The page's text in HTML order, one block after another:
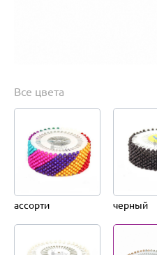
Все цвета
ассорти черный